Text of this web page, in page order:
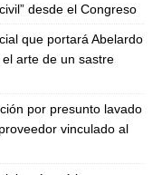
desde el Congreso
que portará Abelardo
arte de un sastre
por presunto lavado
vinculado al